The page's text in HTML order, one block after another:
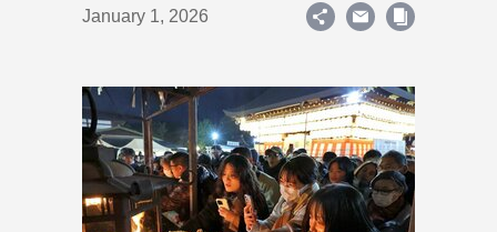
January 1, 2026